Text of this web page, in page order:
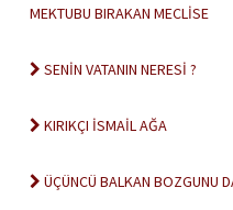
MEKTUBU BIRAKAN MECLİSE
SENİN VATANIN NERESİ ?
KIRIKÇI İSMAİL AĞA
ÜÇÜNCÜ BALKAN BOZGUNU